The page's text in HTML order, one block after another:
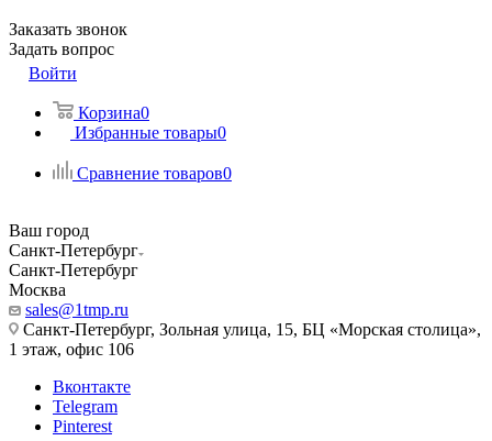
Заказать звонок
Задать вопрос
Войти
Корзина0
Избранные товары0
Сравнение товаров0
Ваш город
Санкт-Петербург
Санкт-Петербург
Москва
sales@1tmp.ru
Санкт-Петербург, Зольная улица, 15, БЦ «Морская столица»,
1 этаж, офис 106
Вконтакте
Telegram
Pinterest